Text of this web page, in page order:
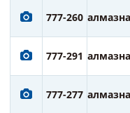
777-260
777-291
777-277